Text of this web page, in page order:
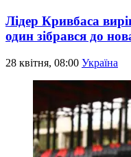
Лідер Кривбаса
один зібрався до
28 квітня, 08:00 Україна